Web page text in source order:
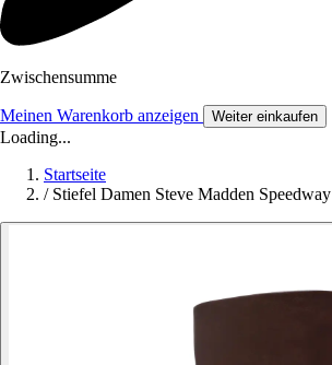
Zwischensumme
Meinen Warenkorb anzeigen Weiter einkaufen
Loading...
Startseite
/ Stiefel Damen Steve Madden Speedway